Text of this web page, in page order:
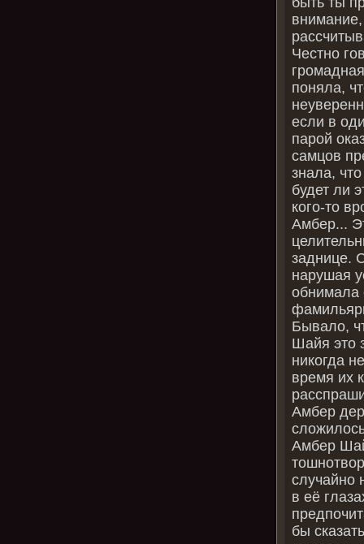
Честно
поняла,
если в
парой
самцов
знала,
будет ли
кого-то
Амбер...
заднице.
нарушая
обнимала
Бывало,
Шайя это
никогда
время их
Амбер
Амбер
случайно
в её
бы